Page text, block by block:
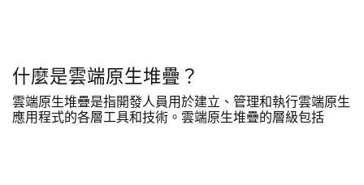
什麼是雲端原生堆疊？
雲端原生堆疊是指開發人員用於建立、管理和執行雲端原生
應用程式的各層工具和技術。雲端原生堆疊的層級包括